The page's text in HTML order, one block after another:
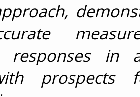
responses in
prospects